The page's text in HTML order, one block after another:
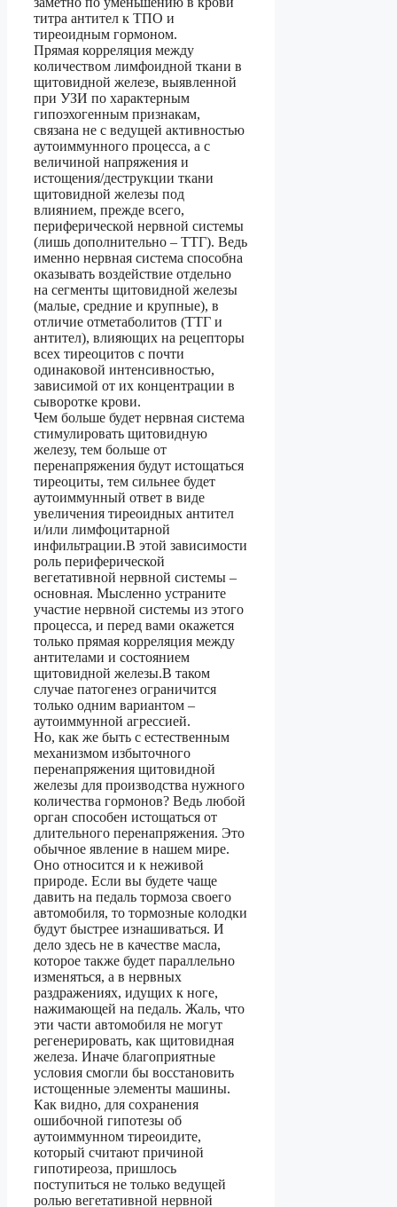
титра антител к ТПО и
тиреоидным гормоном.
Прямая корреляция между
количеством лимфоидной ткани в
щитовидной железе, выявленной
при УЗИ по характерным
гипоэхогенным признакам,
связана не с ведущей активностью
аутоиммунного процесса, а с
величиной напряжения и
истощения/деструкции ткани
щитовидной железы под
влиянием, прежде всего,
периферической нервной системы
(лишь дополнительно – ТТГ). Ведь
именно нервная система способна
оказывать воздействие отдельно
на сегменты щитовидной железы
(малые, средние и крупные), в
отличие отметаболитов (ТТГ и
антител), влияющих на рецепторы
всех тиреоцитов с почти
одинаковой интенсивностью,
зависимой от их концентрации в
сыворотке крови.
Чем больше будет нервная система
стимулировать щитовидную
железу, тем больше от
перенапряжения будут истощаться
тиреоциты, тем сильнее будет
аутоиммунный ответ в виде
увеличения тиреоидных антител
и/или лимфоцитарной
инфильтрации.В этой зависимости
роль периферической
вегетативной нервной системы –
основная. Мысленно устраните
участие нервной системы из этого
процесса, и перед вами окажется
только прямая корреляция между
антителами и состоянием
щитовидной железы.В таком
случае патогенез ограничится
только одним вариантом –
аутоиммунной агрессией.
Но, как же быть с естественным
механизмом избыточного
перенапряжения щитовидной
железы для производства нужного
количества гормонов? Ведь любой
орган способен истощаться от
длительного перенапряжения. Это
обычное явление в нашем мире.
Оно относится и к неживой
природе. Если вы будете чаще
давить на педаль тормоза своего
автомобиля, то тормозные колодки
будут быстрее изнашиваться. И
дело здесь не в качестве масла,
которое также будет параллельно
изменяться, а в нервных
раздражениях, идущих к ноге,
нажимающей на педаль. Жаль, что
эти части автомобиля не могут
регенерировать, как щитовидная
железа. Иначе благоприятные
условия смогли бы восстановить
истощенные элементы машины.
Как видно, для сохранения
ошибочной гипотезы об
аутоиммунном тиреоидите,
который считают причиной
гипотиреоза, пришлось
поступиться не только ведущей
ролью вегетативной нервной